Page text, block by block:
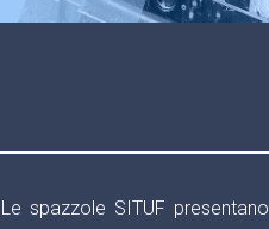
spazzole SITUF